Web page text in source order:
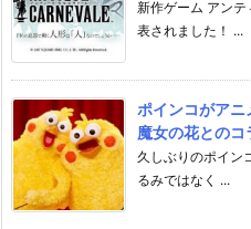
新作ゲーム アン
表されました！ ...
ポインコがアニ
魔女の花とのコ
久しぶりのポイン
るみではなく ...